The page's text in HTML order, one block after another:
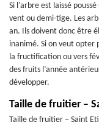
Si l'arbre est laissé
vent ou demi-tige. Les
an. Ils doivent donc être
inanimé. Si on veut opter
la fructification ou vers
des fruits l’année
développer.
Taille de fruitier –
Taille de fruitier – Saint